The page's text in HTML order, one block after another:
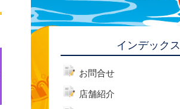
インデックス
お問合せ
店舗紹介